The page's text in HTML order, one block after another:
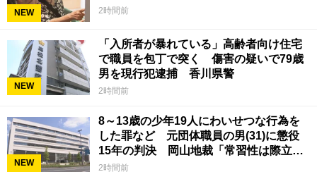
NEW 2時間前
NEW
「入所者が暴れている」高齢者向け住宅
で職員を包丁で突く 傷害の疑いで79歳
男を現行犯逮捕 香川県警
2時間前
NEW
8～13歳の少年19人にわいせつな行為を
した罪など 元団体職員の男(31)に懲役
15年の判決 岡山地裁「常習性は際立っ
ていて被害結果も非常に重い」
2時間前